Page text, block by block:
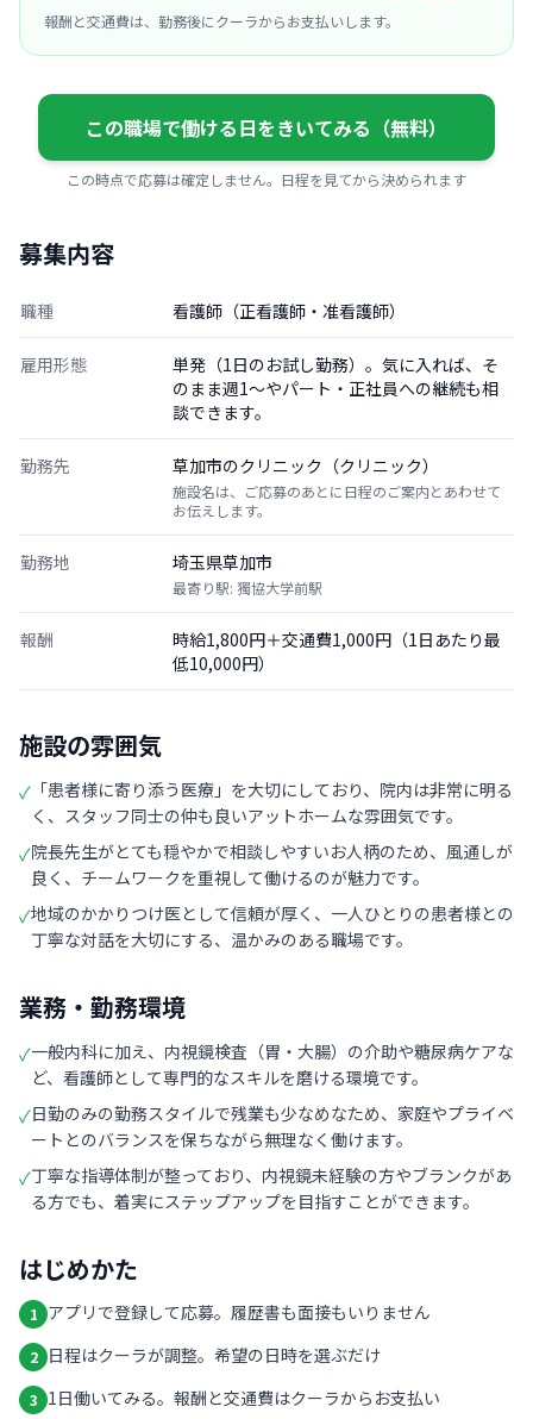
報酬と交通費は、勤務後にクーラからお支払いします。
この職場で働ける日をきいてみる（無料）
この時点で応募は確定しません。日程を見てから決められます
募集内容
職種 看護師（正看護師・准看護師）
雇用形態
単発（1日のお試し勤務）。気に入れば、そ
のまま週1〜やパート・正社員への継続も相
談できます。
勤務先 草加市のクリニック（クリニック）
施設名は、ご応募のあとに日程のご案内とあわせて
お伝えします。
勤務地 埼玉県草加市
最寄り駅: 獨協大学前駅
報酬
時給1,800円＋交通費1,000円（1日あたり最
低10,000円）
施設の雰囲気
✓ 「患者様に寄り添う医療」を大切にしており、院内は非常に明る
く、スタッフ同士の仲も良いアットホームな雰囲気です。
✓院長先生がとても穏やかで相談しやすいお人柄のため、風通しが
良く、チームワークを重視して働けるのが魅力です。
✓地域のかかりつけ医として信頼が厚く、一人ひとりの患者様との
丁寧な対話を大切にする、温かみのある職場です。
業務・勤務環境
✓一般内科に加え、内視鏡検査（胃・大腸）の介助や糖尿病ケアな
ど、看護師として専門的なスキルを磨ける環境です。
✓日勤のみの勤務スタイルで残業も少なめなため、家庭やプライベ
ートとのバランスを保ちながら無理なく働けます。
✓丁寧な指導体制が整っており、内視鏡未経験の方やブランクがあ
る方でも、着実にステップアップを目指すことができます。
はじめかた
1 アプリで登録して応募。履歴書も面接もいりません
2 日程はクーラが調整。希望の日時を選ぶだけ
3 1日働いてみる。報酬と交通費はクーラからお支払い